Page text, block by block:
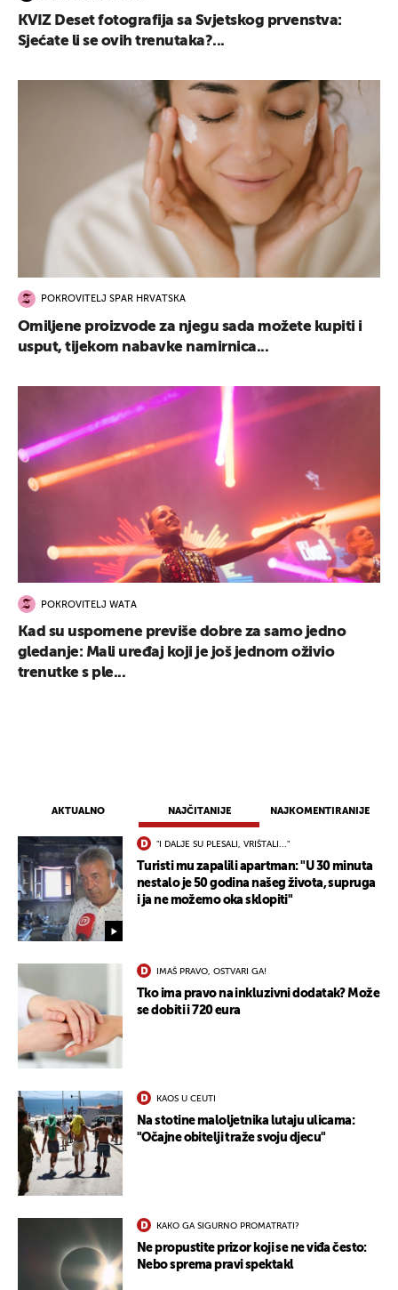
AKTUALNO NAJČITANIJE NAJKOMENTIRANIJE
"I DALJE SU PLESALI, VRIŠTALI..."
Turisti mu zapalili apartman: "U 30 minuta
nestalo je 50 godina našeg života, supruga
i ja ne možemo oka sklopiti"
IMAŠ PRAVO, OSTVARI GA!
Tko ima pravo na inkluzivni dodatak? Može
se dobiti i 720 eura
KAOS U CEUTI
Na stotine maloljetnika lutaju ulicama:
"Očajne obitelji traže svoju djecu"
KAKO GA SIGURNO PROMATRATI?
Ne propustite prizor koji se ne viđa često:
Nebo sprema pravi spektakl
KVIZ Deset fotografija sa Svjetskog prvenstva:
Sjećate li se ovih trenutaka?...
POKROVITELJ SPAR HRVATSKA
Omiljene proizvode za njegu sada možete kupiti i
usput, tijekom nabavke namirnica...
POKROVITELJ WATA
Kad su uspomene previše dobre za samo jedno
gledanje: Mali uređaj koji je još jednom oživio
trenutke s ple...